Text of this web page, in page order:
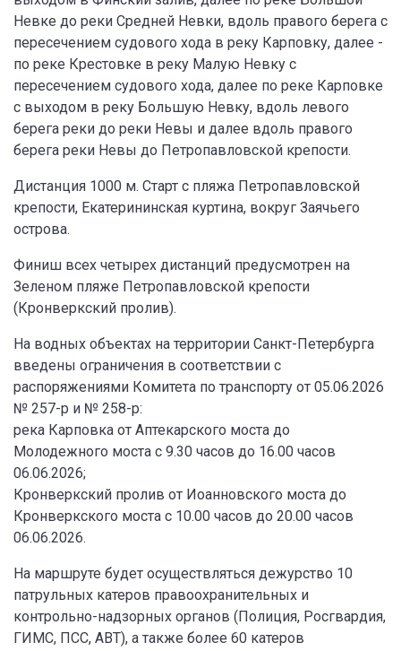
Невке до реки Средней Невки, вдоль правого берега с
пересечением судового хода в реку Карповку, далее -
по реке Крестовке в реку Малую Невку с
пересечением судового хода, далее по реке Карповке
с выходом в реку Большую Невку, вдоль левого
берега реки до реки Невы и далее вдоль правого
берега реки Невы до Петропавловской крепости.
Дистанция 1000 м. Старт с пляжа Петропавловской
крепости, Екатерининская куртина, вокруг Заячьего
острова.
Финиш всех четырех дистанций предусмотрен на
Зеленом пляже Петропавловской крепости
(Кронверкский пролив).
На водных объектах на территории Санкт-Петербурга
введены ограничения в соответствии с
распоряжениями Комитета по транспорту от 05.06.2026
№ 257-р и № 258-р:
река Карповка от Аптекарского моста до
Молодежного моста с 9.30 часов до 16.00 часов
06.06.2026;
Кронверкский пролив от Иоанновского моста до
Кронверкского моста с 10.00 часов до 20.00 часов
06.06.2026.
На маршруте будет осуществляться дежурство 10
патрульных катеров правоохранительных и
контрольно-надзорных органов (Полиция, Росгвардия,
ГИМС, ПСС, АВТ), а также более 60 катеров